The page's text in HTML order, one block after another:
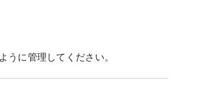
に管理してください。